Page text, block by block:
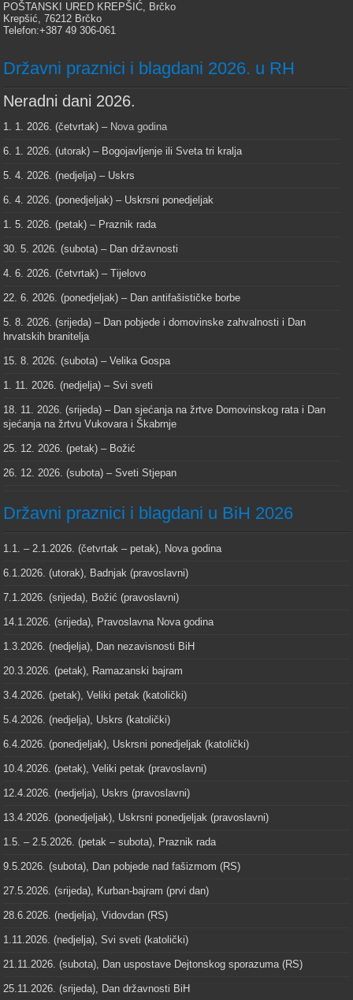
POŠTANSKI URED KREPŠIĆ, Brčko
Krepšić, 76212 Brčko
Telefon:+387 49 306-061
Državni praznici i blagdani 2026. u RH
Neradni dani 2026.
1. 1. 2026. (četvrtak) – Nova godina
6. 1. 2026. (utorak) – Bogojavljenje ili Sveta tri kralja
5. 4. 2026. (nedjelja) – Uskrs
6. 4. 2026. (ponedjeljak) – Uskrsni ponedjeljak
1. 5. 2026. (petak) – Praznik rada
30. 5. 2026. (subota) – Dan državnosti
4. 6. 2026. (četvrtak) – Tijelovo
22. 6. 2026. (ponedjeljak) – Dan antifašističke borbe
5. 8. 2026. (srijeda) – Dan pobjede i domovinske zahvalnosti i Dan
hrvatskih branitelja
15. 8. 2026. (subota) – Velika Gospa
1. 11. 2026. (nedjelja) – Svi sveti
18. 11. 2026. (srijeda) – Dan sjećanja na žrtve Domovinskog rata i Dan
sjećanja na žrtvu Vukovara i Škabrnje
25. 12. 2026. (petak) – Božić
26. 12. 2026. (subota) – Sveti Stjepan
Državni praznici i blagdani u BiH 2026
1.1. – 2.1.2026. (četvrtak – petak), Nova godina
6.1.2026. (utorak), Badnjak (pravoslavni)
7.1.2026. (srijeda), Božić (pravoslavni)
14.1.2026. (srijeda), Pravoslavna Nova godina
1.3.2026. (nedjelja), Dan nezavisnosti BiH
20.3.2026. (petak), Ramazanski bajram
3.4.2026. (petak), Veliki petak (katolički)
5.4.2026. (nedjelja), Uskrs (katolički)
6.4.2026. (ponedjeljak), Uskrsni ponedjeljak (katolički)
10.4.2026. (petak), Veliki petak (pravoslavni)
12.4.2026. (nedjelja), Uskrs (pravoslavni)
13.4.2026. (ponedjeljak), Uskrsni ponedjeljak (pravoslavni)
1.5. – 2.5.2026. (petak – subota), Praznik rada
9.5.2026. (subota), Dan pobjede nad fašizmom (RS)
27.5.2026. (srijeda), Kurban-bajram (prvi dan)
28.6.2026. (nedjelja), Vidovdan (RS)
1.11.2026. (nedjelja), Svi sveti (katolički)
21.11.2026. (subota), Dan uspostave Dejtonskog sporazuma (RS)
25.11.2026. (srijeda), Dan državnosti BiH